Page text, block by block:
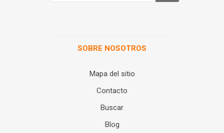
SOBRE NOSOTROS
Mapa del sitio
Contacto
Buscar
Blog